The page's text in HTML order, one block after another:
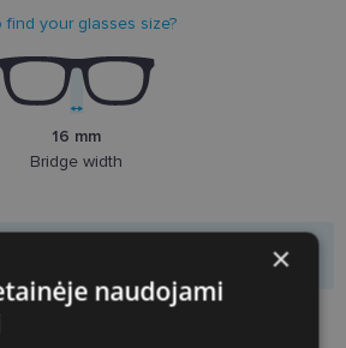
find your glasses size?
16 mm
Bridge width
×
naudojami